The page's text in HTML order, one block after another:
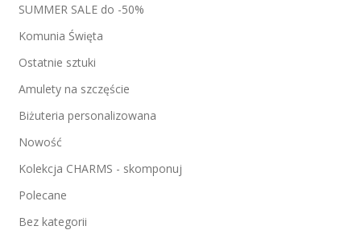
SUMMER SALE do -50%
Komunia Święta
Ostatnie sztuki
Amulety na szczęście
Biżuteria personalizowana
Nowość
Kolekcja CHARMS - skomponuj
Polecane
Bez kategorii